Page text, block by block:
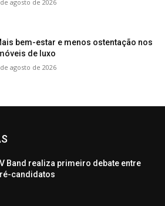
agosto de 2026
bem-estar e menos ostentação nos
de luxo
agosto de 2026
Band realiza primeiro debate entre
candidatos